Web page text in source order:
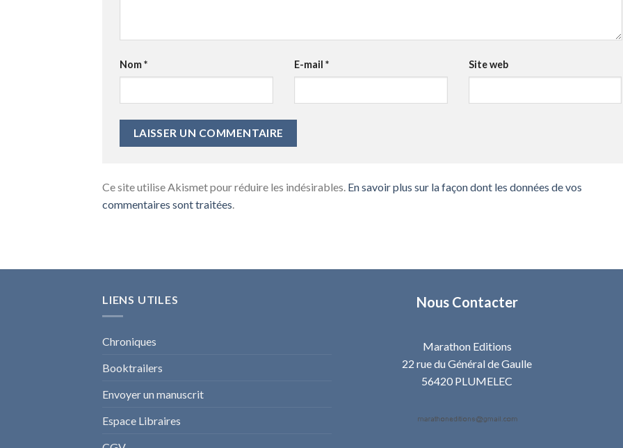
Nom* E-mail * Site web
Ce site utilise Akismet pour réduire les indésirables. En savoir plus sur la façon dont les données de vos
commentaires sont traitées
LIENS UTILES
Chroniques
Booktrailers
Envoyer un manuscrit
Espace Libraires
Nous Contacter
Marathon Editions
22 rue du Général de Gaulle
56420 PLUMELEC